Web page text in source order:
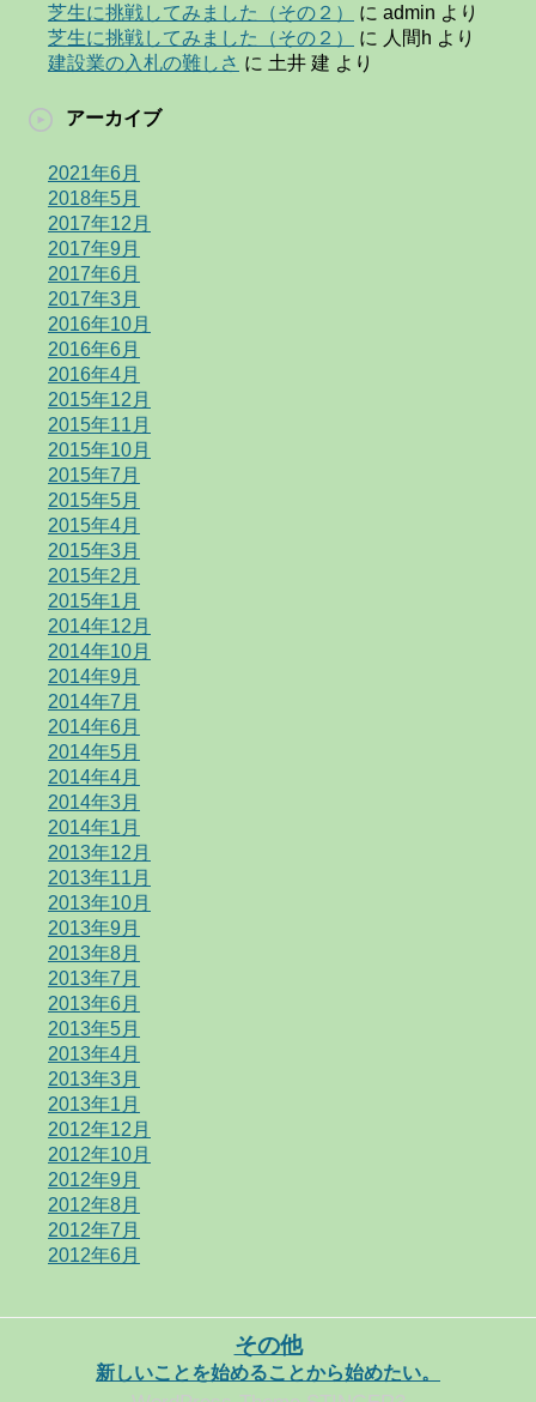
芝生に挑戦してみました（その２）
に admin より
芝生に挑戦してみました（その２）
に 人間h より
建設業の入札の難しさ に 土井 建 より
アーカイブ
2021年6月
2018年5月
2017年12月
2017年9月
2017年6月
2017年3月
2016年10月
2016年6月
2016年4月
2015年12月
2015年11月
2015年10月
2015年7月
2015年5月
2015年4月
2015年3月
2015年2月
2015年1月
2014年12月
2014年10月
2014年9月
2014年7月
2014年6月
2014年5月
2014年4月
2014年3月
2014年1月
2013年12月
2013年11月
2013年10月
2013年9月
2013年8月
2013年7月
2013年6月
2013年5月
2013年4月
2013年3月
2013年1月
2012年12月
2012年10月
2012年9月
2012年8月
2012年7月
2012年6月
その他
新しいことを始めることから始めたい。